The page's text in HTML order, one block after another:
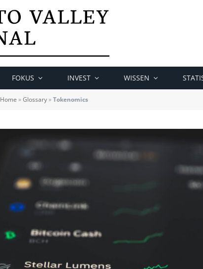
FOKUS INVEST WISSEN
Home »Glossary»Tokenomics